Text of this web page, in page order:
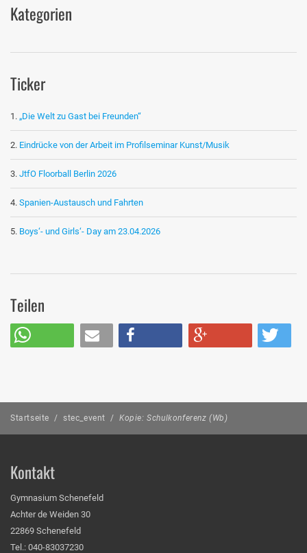
Kategorien
Ticker
„Die Welt zu Gast bei Freunden“
Eindrücke von der Arbeit im Profilseminar Kunst/Musik
JtfO Floorball Berlin 2026
Spanien-Austausch und Fahrten
Boys‘- und Girls‘- Day am 23.04.2026
Teilen
Startseite / stec_event / Kopie: Schulkonferenz (Wb)
Kontakt
Gymnasium Schenefeld
Achter de Weiden 30
22869 Schenefeld
Tel.: 040-83037230